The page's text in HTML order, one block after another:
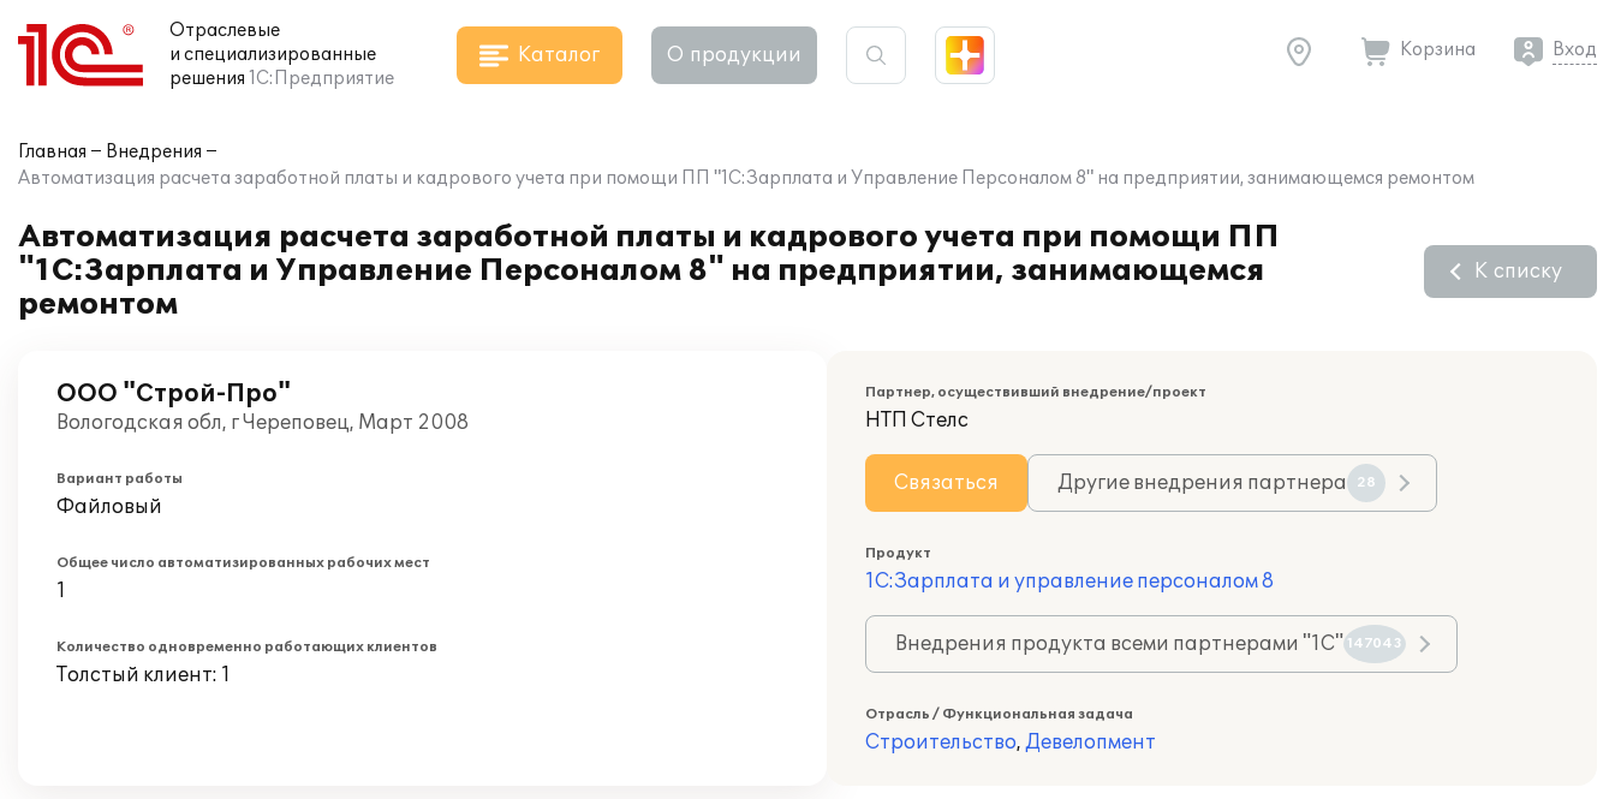
Отраслевые
и специализированные
решения 1С:Предприятие
Каталог О продукции Корзина Вход
Главная
Внедрения
Автоматизация расчета заработной платы и кадрового учета при помощи ПП "1С:Зарплата и Управление Персоналом 8" на предприятии, занимающемся ремонтом
Автоматизация расчета заработной платы и кадрового учета при помощи ПП
"1С:Зарплата и Управление Персоналом 8" на предприятии, занимающемся
ремонтом
К списку
ООО "Строй-Про"
Вологодская обл, г Череповец, Март 2008
Вариант работы
Файловый
Общее число автоматизированных рабочих мест
1
Количество одновременно работающих клиентов
Толстый клиент: 1
Партнер, осуществивший внедрение/проект
НТП Стелс
Связаться Другие внедрения партнера 28
Продукт
1С:Зарплата и управление персоналом 8
Внедрения продукта всеми партнерами "1С" 147043
Отрасль / Функциональная задача
Строительство, Девелопмент